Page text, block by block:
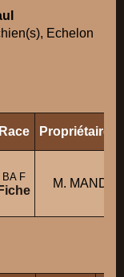
Echelon
Race Propriétaire/
BA F
Fiche
M.